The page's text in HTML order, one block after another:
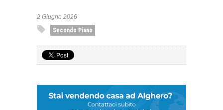
2 Giugno 2026
Secondo Piano